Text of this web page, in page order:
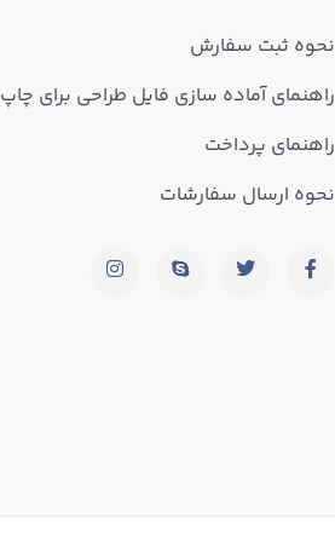
نحوه ثبت سفارش
راهنمای آماده سازی فایل طراحی برای چاپ
راهنمای پرداخت
نحوه ارسال سفارشات